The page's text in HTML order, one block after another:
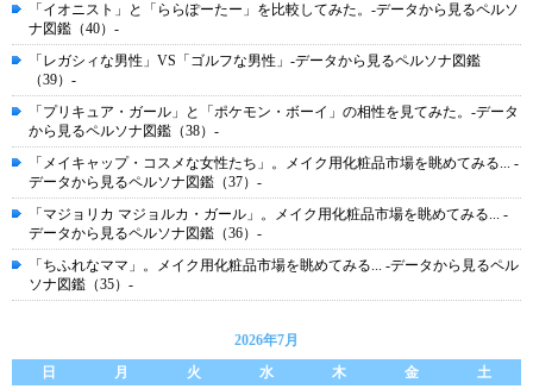
「イオニスト」と「ららぽーたー」を比較してみた。-データから見るペルソ
ナ図鑑（40）-
「レガシィな男性」VS「ゴルフな男性」-データから見るペルソナ図鑑
（39）-
「プリキュア・ガール」と「ポケモン・ボーイ」の相性を見てみた。-データ
から見るペルソナ図鑑（38）-
「メイキャップ・コスメな女性たち」。メイク用化粧品市場を眺めてみる... -
データから見るペルソナ図鑑（37）-
「マジョリカ マジョルカ・ガール」。メイク用化粧品市場を眺めてみる... -
データから見るペルソナ図鑑（36）-
「ちふれなママ」。メイク用化粧品市場を眺めてみる... -データから見るペル
ソナ図鑑（35）-
2026年7月
日
月 火 水 木 金
土